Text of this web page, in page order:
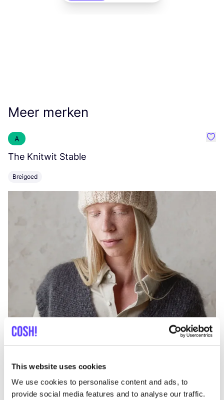
This website uses cookies
We use cookies to personalise content and ads, to
provide social media features and to analyse our traffic.
Meer merken
A
The Knitwit Stable
Breigoed